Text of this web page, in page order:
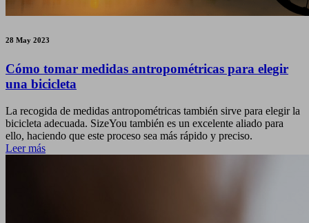
28 May 2023
Cómo tomar medidas antropométricas para elegir
una bicicleta
La recogida de medidas antropométricas también sirve para elegir la
bicicleta adecuada. SizeYou también es un excelente aliado para
ello, haciendo que este proceso sea más rápido y preciso.
Leer más